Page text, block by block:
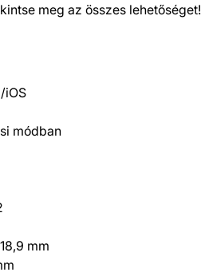
meg az összes lehetőséget!
iOS
módban
mm